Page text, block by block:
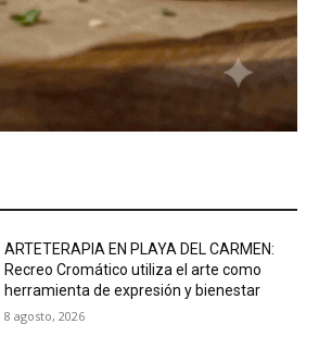
ARTETERAPIA EN PLAYA DEL CARMEN:
Recreo Cromático utiliza el arte como
herramienta de expresión y bienestar
8 agosto, 2026